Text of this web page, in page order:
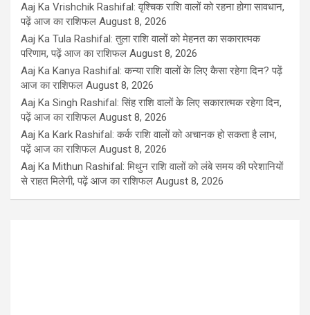
Aaj Ka Vrishchik Rashifal: वृश्चिक राशि वालों को रहना होगा सावधान,
पढ़ें आज का राशिफल August 8, 2026
Aaj Ka Tula Rashifal: तुला राशि वालों को मेहनत का सकारात्मक
परिणाम, पढ़ें आज का राशिफल August 8, 2026
Aaj Ka Kanya Rashifal: कन्या राशि वालों के लिए कैसा रहेगा दिन? पढ़ें
आज का राशिफल August 8, 2026
Aaj Ka Singh Rashifal: सिंह राशि वालों के लिए सकारात्मक रहेगा दिन,
पढ़ें आज का राशिफल August 8, 2026
Aaj Ka Kark Rashifal: कर्क राशि वालों को अचानक हो सकता है लाभ,
पढ़ें आज का राशिफल August 8, 2026
Aaj Ka Mithun Rashifal: मिथुन राशि वालों को लंबे समय की परेशानियों
से राहत मिलेगी, पढ़ें आज का राशिफल August 8, 2026